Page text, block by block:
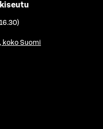
koko Suomi